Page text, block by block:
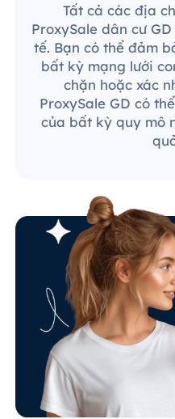
Tất cả các địa
ProxySale dân cư
tế. Bạn có thể đảm
bất kỳ mạng lưới
chặn hoặc xác
ProxySale GD có
của bất kỳ quy mô